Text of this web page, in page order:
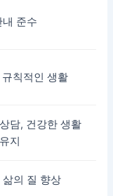
내 준수
칙적인 생활
담, 건강한 생활
지
의 질 향상